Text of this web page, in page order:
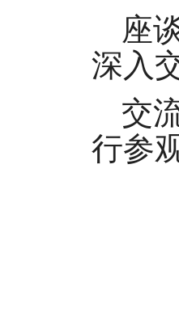
座
深入
交
行参